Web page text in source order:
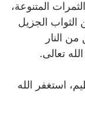
المتنوعة،
الثواب الجزيل
النار
تعالى.
استغفر الله